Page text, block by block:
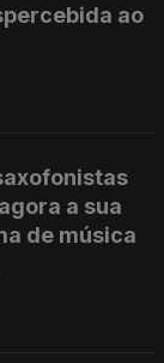
ao
a sua
de música